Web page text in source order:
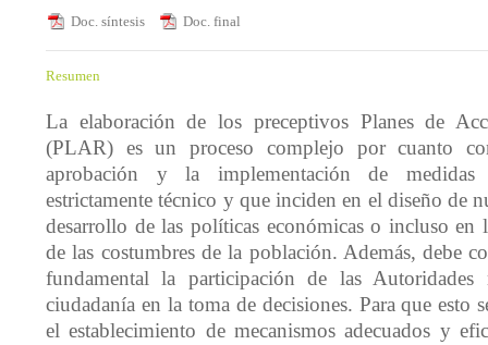
Doc. síntesis
Doc. final
Resumen
La elaboración de los preceptivos Planes de
(PLAR) es un proceso complejo por cuanto
aprobación y la implementación de medidas
estrictamente técnico y que inciden en el diseño de
desarrollo de las políticas económicas o incluso en
de las costumbres de la población. Además, debe
fundamental la participación de las
ciudadanía en la toma de decisiones. Para que esto
el establecimiento de mecanismos adecuados y